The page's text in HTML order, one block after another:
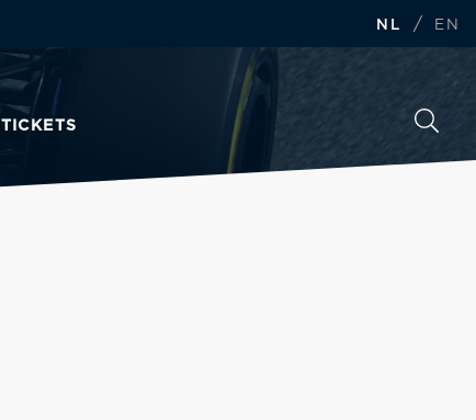
NL / EN
TICKETS